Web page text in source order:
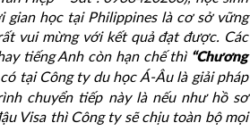
gian học tại Philippines là cơ sở vững
vui mừng với kết quả đạt được. Các
tiếng Anh còn hạn chế thì “Chương
tại Công ty du học Á-Âu là giải pháp
chuyển tiếp này là nếu như hồ sơ
Visa thì Công ty sẽ chịu toàn bộ mọi